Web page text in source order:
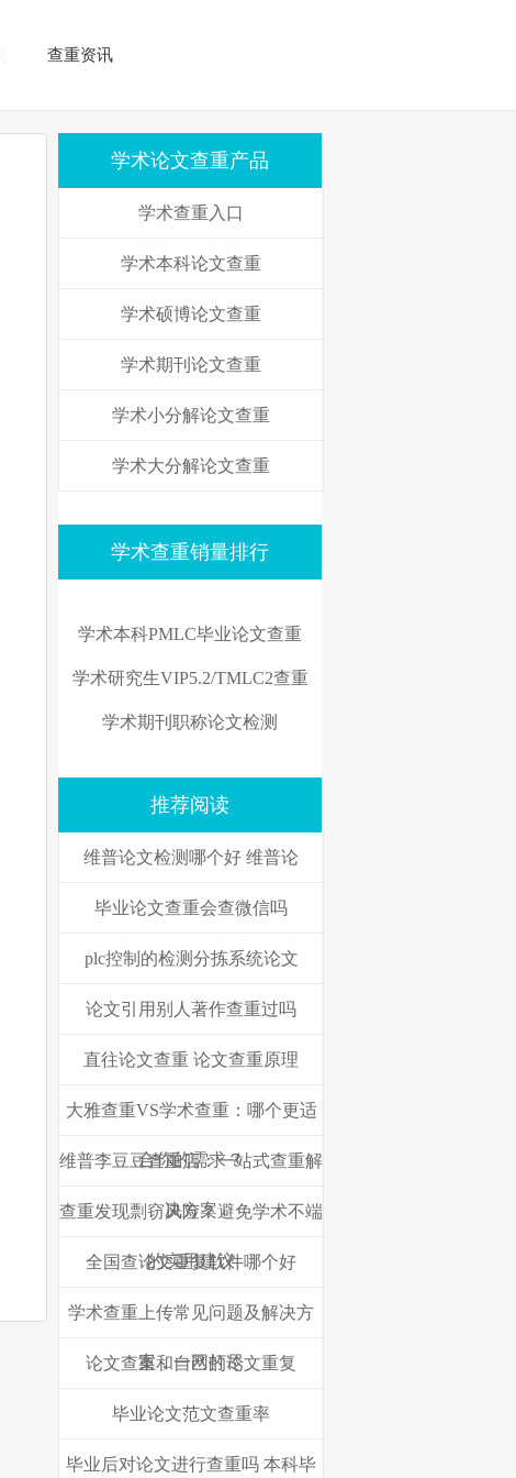
查重资讯
学术论文查重产品
学术查重入口
学术本科论文查重
学术硕博论文查重
学术期刊论文查重
学术小分解论文查重
学术大分解论文查重
学术查重销量排行
学术本科PMLC毕业论文查重
学术研究生VIP5.2/TMLC2查重
学术期刊职称论文检测
推荐阅读
维普论文检测哪个好 维普论
毕业论文查重会查微信吗
plc控制的检测分拣系统论文
论文引用别人著作查重过吗
直往论文查重 论文查重原理
大雅查重VS学术查重：哪个更适
合你的需求？
维普李豆豆查重店：一站式查重解
决方案
查重发现剽窃风险？避免学术不端
的实用建议
全国查论文重复软件哪个好
学术查重上传常见问题及解决方
案，一网打尽
论文查重和自己的论文重复
毕业论文范文查重率
毕业后对论文进行查重吗 本科毕